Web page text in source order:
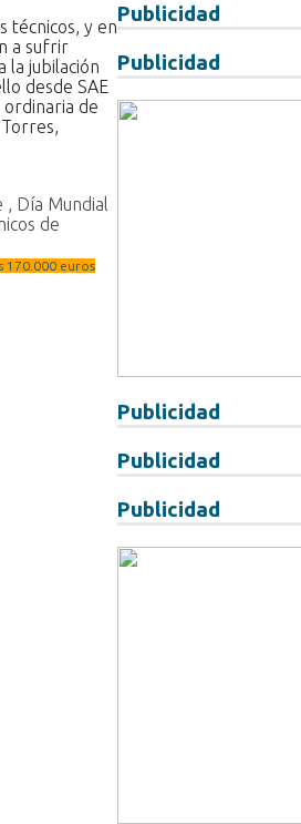
Publicidad
Publicidad
Publicidad
Publicidad
Publicidad
técnicos, y en
a sufrir
la jubilación
desde SAE
ordinaria de
, Día Mundial
de
170.000 euros